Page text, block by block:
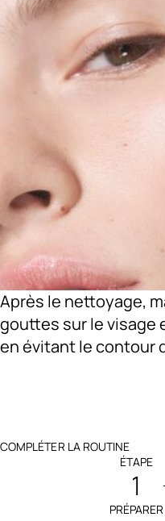
Après le nettoyage,
gouttes sur le visage
en évitant le contour
COMPLÉTER LA ROUTINE
ÉTAPE
1
PRÉPARER